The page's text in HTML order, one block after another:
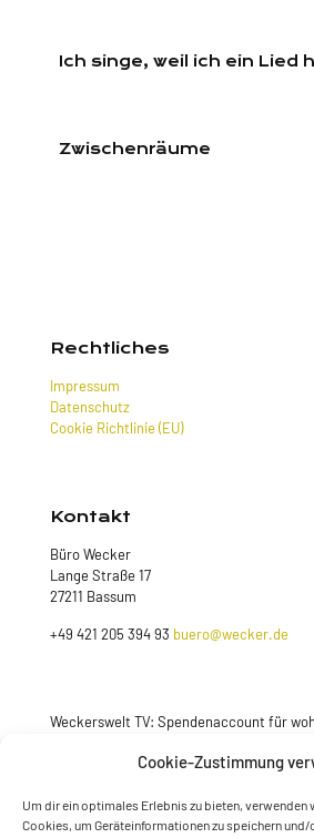
Cookie-Zustimmung
Um dir ein optimales Erlebnis zu bieten, verwenden
Cookies, um Geräteinformationen zu speichern und/
Ich singe, weil ich ein Lied
Zwischenräume
Rechtliches
Impressum
Datenschutz
Cookie Richtlinie (EU)
Kontakt
Büro Wecker
Lange Straße 17
27211 Bassum
+49 421 205 394 93 buero@wecker.de
Weckerswelt TV: Spendenaccount für
Jetzt spenden